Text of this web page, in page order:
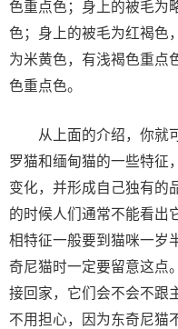
色重点色；身上的被毛为
色；身上的被毛为红褐色
为米黄色，有浅褐色重点
色重点色。
从上面的介绍，你就可
罗猫和缅甸猫的一些特征
变化，并形成自己独有的
的时候人们通常不能看出
相特征一般要到猫咪一岁
奇尼猫时一定要留意这点
接回家，它们会不会不跟
不用担心，因为东奇尼猫